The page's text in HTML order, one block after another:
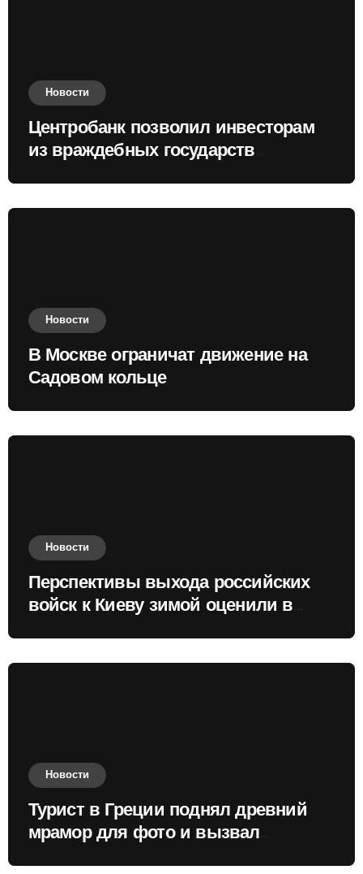
Новости
Центробанк позволил инвесторам
из враждебных государств
Новости
В Москве ограничат движение на
Садовом кольце
Новости
Перспективы выхода российских
войск к Киеву зимой оценили в
Новости
Турист в Греции поднял древний
мрамор для фото и вызвал